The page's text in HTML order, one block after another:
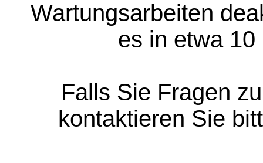
Wartungsarbeiten
es in etwa
Falls Sie Fragen
kontaktieren Sie